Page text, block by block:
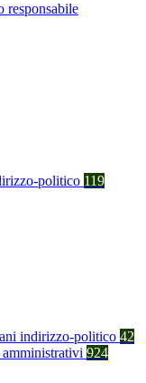
responsabile
politico 119
indirizzo-politico 42
924